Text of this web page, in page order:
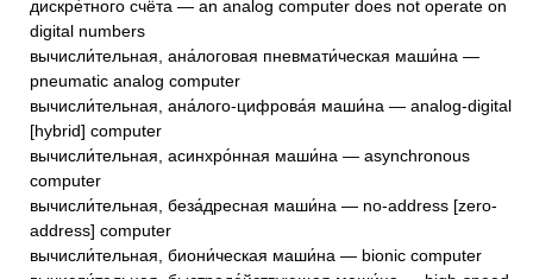
дискре́тного счё́та — an analog computer does not operate on
digital numbers
вычисли́тельная, ана́логовая пневмати́ческая маши́на —
pneumatic analog computer
вычисли́тельная, ана́лого-цифрова́я маши́на — analog-digital
[hybrid] computer
вычисли́тельная, асинхро́нная маши́на — asynchronous
computer
вычисли́тельная, беза́дресная маши́на — no-address [zero-
address] computer
вычисли́тельная, биони́ческая маши́на — bionic computer